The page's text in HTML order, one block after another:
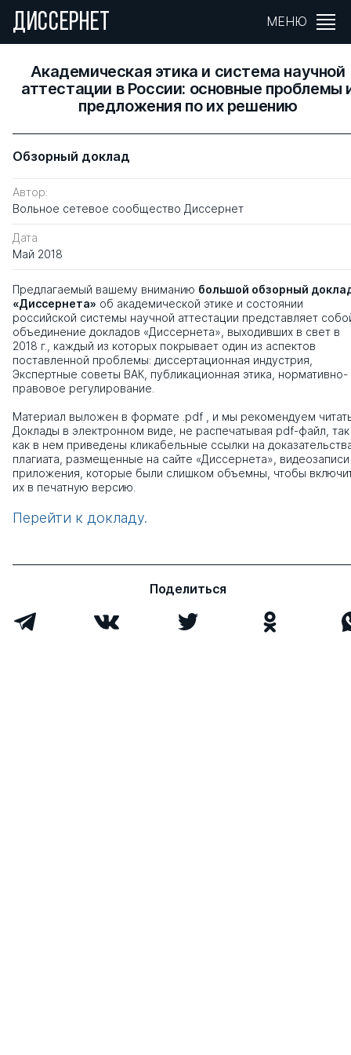
ДИССЕРНЕТ МЕНЮ
Академическая этика и система научной
аттестации в России: основные проблемы
предложения по их решению
Обзорный доклад
Автор:
Вольное сетевое сообщество Диссернет
Дата
Май 2018
Предлагаемый вашему вниманию большой обзорный
«Диссернета» об академической этике и состоянии
российской системы научной аттестации представляет
объединение докладов «Диссернета», выходивших в свет в
2018 г., каждый из которых покрывает один из аспектов
поставленной проблемы: диссертационная индустрия,
Экспертные советы ВАК, публикационная этика, нормативно-
правовое регулирование.
Материал выложен в формате .pdf , и мы рекомендуем
Доклады в электронном виде, не распечатывая pdf-файл, так
как в нем приведены кликабельные ссылки на
плагиата, размещенные на сайте «Диссернета»,
приложения, которые были слишком объемны, чтобы
их в печатную версию.
Перейти к докладу.
Поделиться